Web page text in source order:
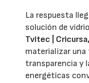
La respuesta
solución de
Tvitec | Cricursa,
materializar una
transparencia y
energéticas